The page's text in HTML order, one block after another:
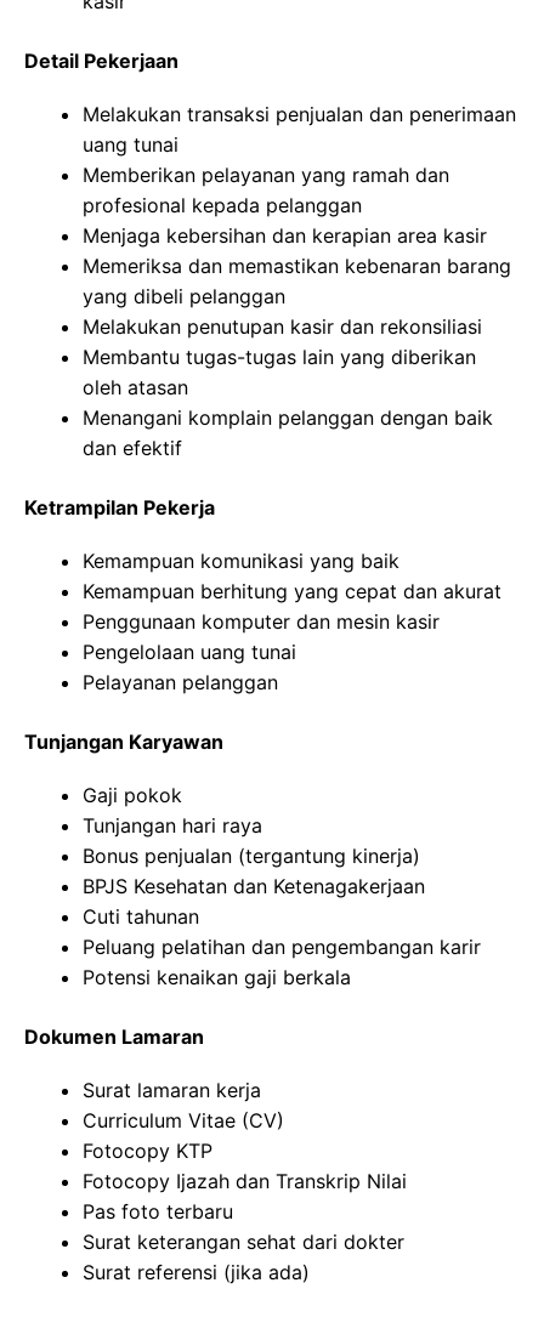
Detail Pekerjaan
Melakukan transaksi penjualan dan penerimaan
uang tunai
Memberikan pelayanan yang ramah dan
profesional kepada pelanggan
Menjaga kebersihan dan kerapian area kasir
Memeriksa dan memastikan kebenaran barang
yang dibeli pelanggan
Melakukan penutupan kasir dan rekonsiliasi
Membantu tugas-tugas lain yang diberikan
oleh atasan
Menangani komplain pelanggan dengan baik
dan efektif
Ketrampilan Pekerja
Kemampuan komunikasi yang baik
Kemampuan berhitung yang cepat dan akurat
Penggunaan komputer dan mesin kasir
Pengelolaan uang tunai
Pelayanan pelanggan
Tunjangan Karyawan
Gaji pokok
Tunjangan hari raya
Bonus penjualan (tergantung kinerja)
BPJS Kesehatan dan Ketenagakerjaan
Cuti tahunan
Peluang pelatihan dan pengembangan karir
Potensi kenaikan gaji berkala
Dokumen Lamaran
Surat lamaran kerja
Curriculum Vitae (CV)
Fotocopy KTP
Fotocopy Ijazah dan Transkrip Nilai
Pas foto terbaru
Surat keterangan sehat dari dokter
Surat referensi (jika ada)